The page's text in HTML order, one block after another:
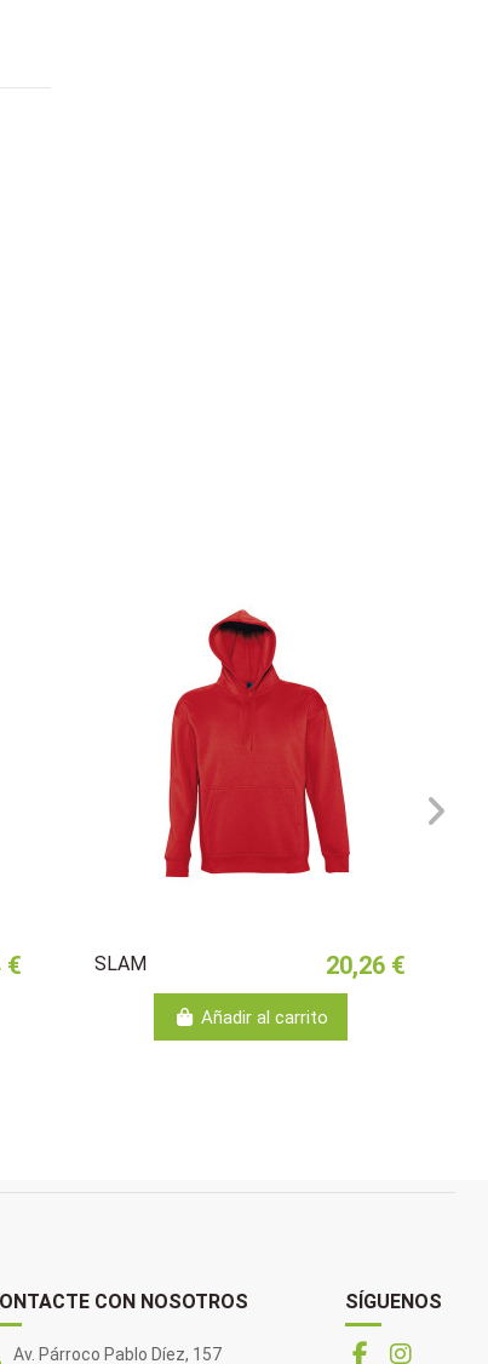
€ SLAM 20,26 €
Añadir al carrito
CON NOSOTROS
Av. Párroco Pablo Díez, 157
SÍGUENOS